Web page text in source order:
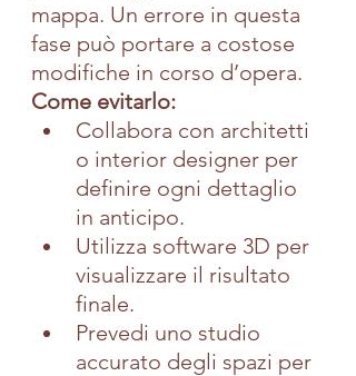
mappa. Un errore in questa
fase può portare a costose
modifiche in corso d’opera.
Come evitarlo:
Collabora con architetti
o interior designer per
definire ogni dettaglio
in anticipo.
Utilizza software 3D per
visualizzare il risultato
finale.
Prevedi uno studio
accurato degli spazi per